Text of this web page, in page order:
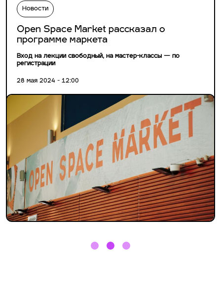
Новости
Open Space Market рассказал о
программе маркета
Вход на лекции свободный, на мастер-классы — по
регистрации
28 мая 2024 - 12:00